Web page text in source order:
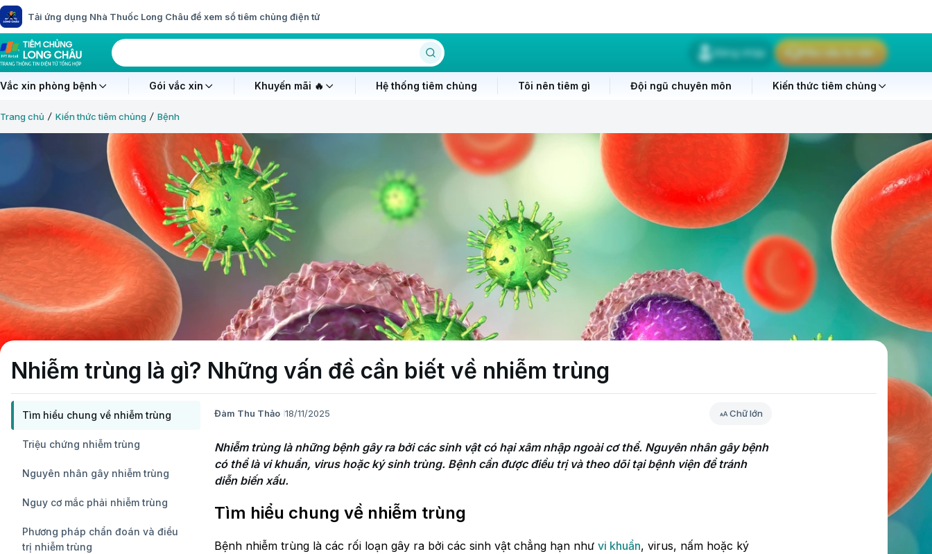
Tải ứng dụng Nhà Thuốc Long Châu để xem sổ tiêm chủng điện tử
Đăng nhập Yêu cầu tư vấn
Vắc xin phòng bệnh Gói vắc xin Khuyến mãi 🔥 Hệ thống tiêm chủng Tôi nên tiêm gì Đội ngũ chuyên môn Kiến thức tiêm chủng
Trang chủ Kiến thức tiêm chủng Bệnh
Nhiễm trùng là gì? Những vấn đề cần biết về nhiễm trùng
Tìm hiểu chung về nhiễm trùng
Triệu chứng nhiễm trùng
Nguyên nhân gây nhiễm trùng
Nguy cơ mắc phải nhiễm trùng
Phương pháp chẩn đoán và điều
trị nhiễm trùng
Đàm Thu Thảo 18/11/2025 Chữ lớn
Nhiễm trùng là những bệnh gây ra bởi các sinh vật có hại xâm nhập ngoài cơ thể. Nguyên nhân gây bệnh
có thể là vi khuẩn, virus hoặc ký sinh trùng. Bệnh cần được điều trị và theo dõi tại bệnh viện để tránh
Tìm hiểu chung về nhiễm trùng
Bệnh nhiễm trùng là các rối loạn gây ra bởi các sinh vật chẳng hạn như vi khuẩn, virus, nấm hoặc ký